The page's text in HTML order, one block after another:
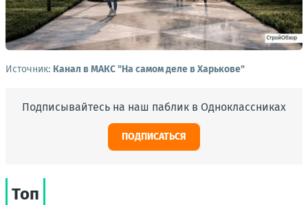
Источник: Канал в МАКС "На самом деле в Харькове"
Подписывайтесь на наш паблик в Одноклассниках
ПОДПИСАТЬСЯ
Топ